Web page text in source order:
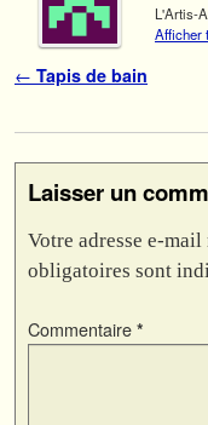
L'Artis-
Afficher
Navigation des
← Tapis de bain
Laisser un
Votre adresse e-mail
obligatoires sont
Commentaire *